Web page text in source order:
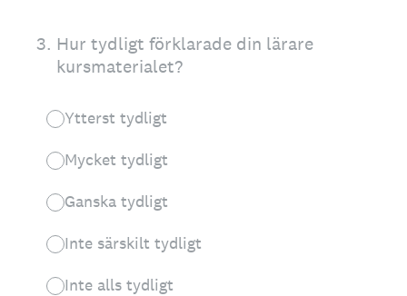
3. Hur tydligt förklarade din lärare
kursmaterialet?
Ytterst tydligt
Mycket tydligt
Ganska tydligt
Inte särskilt tydligt
Inte alls tydligt